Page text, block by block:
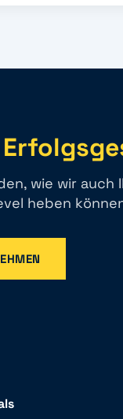
wie wir auch
heben